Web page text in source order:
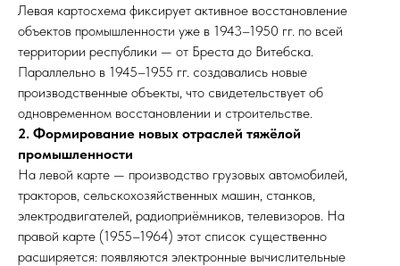
Левая картосхема фиксирует активное восстановление
объектов промышленности уже в 1943–1950 гг. по всей
территории республики — от Бреста до Витебска.
Параллельно в 1945–1955 гг. создавались новые
производственные объекты, что свидетельствует об
одновременном восстановлении и строительстве.​
2. Формирование новых отраслей тяжёлой
промышленности
На левой карте — производство грузовых автомобилей,
тракторов, сельскохозяйственных машин, станков,
электродвигателей, радиоприёмников, телевизоров. На
правой карте (1955–1964) этот список существенно
расширяется: появляются электронные вычислительные